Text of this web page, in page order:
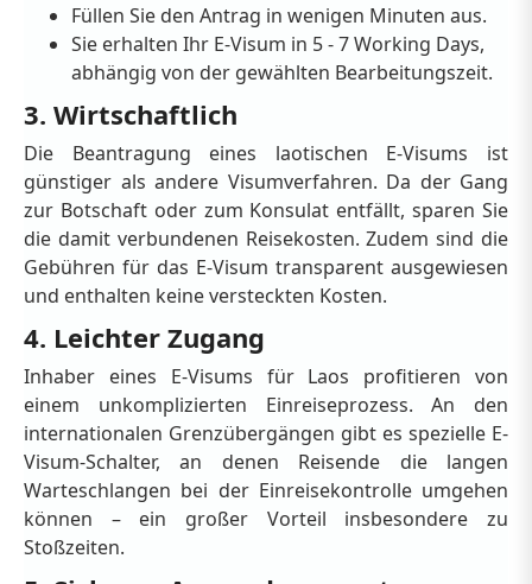
Füllen Sie den Antrag in wenigen Minuten aus.
Sie erhalten Ihr E-Visum in 5 - 7 Working Days,
abhängig von der gewählten Bearbeitungszeit.
3. Wirtschaftlich
Die Beantragung eines laotischen E-Visums ist
günstiger als andere Visumverfahren. Da der Gang
zur Botschaft oder zum Konsulat entfällt, sparen Sie
die damit verbundenen Reisekosten. Zudem sind die
Gebühren für das E-Visum transparent ausgewiesen
und enthalten keine versteckten Kosten.
4. Leichter Zugang
Inhaber eines E-Visums für Laos profitieren von
einem unkomplizierten Einreiseprozess. An den
internationalen Grenzübergängen gibt es spezielle E-
Visum-Schalter, an denen Reisende die langen
Warteschlangen bei der Einreisekontrolle umgehen
können – ein großer Vorteil insbesondere zu
Stoßzeiten.